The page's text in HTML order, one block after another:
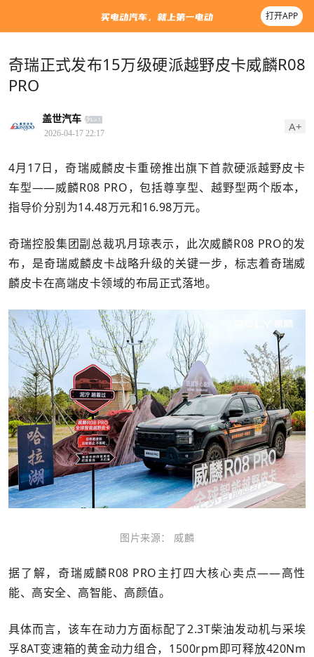
打开APP
奇瑞正式发布15万级硬派越野皮卡威麟R08
PRO
盖世汽车
2026-04-17 22:17 A+
4月17日，奇瑞威麟皮卡重磅推出旗下首款硬派越野皮卡
车型——威麟R08 PRO，包括尊享型、越野型两个版本，
指导价分别为14.48万元和16.98万元。
奇瑞控股集团副总裁巩月琼表示，此次威麟R08 PRO的发
布，是奇瑞威麟皮卡战略升级的关键一步，标志着奇瑞威
麟皮卡在高端皮卡领域的布局正式落地。
图片来源： 威麟
据了解，奇瑞威麟R08 PRO主打四大核心卖点——高性
能、高安全、高智能、高颜值。
具体而言，该车在动力方面标配了2.3T柴油发动机与采埃
孚8AT变速箱的黄金动力组合，1500rpm即可释放420Nm